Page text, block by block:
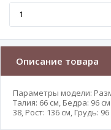
Описание товара
Параметры модели:
Талия: 66 см, Бедра: 96
38, Рост: 136 см, Грудь: